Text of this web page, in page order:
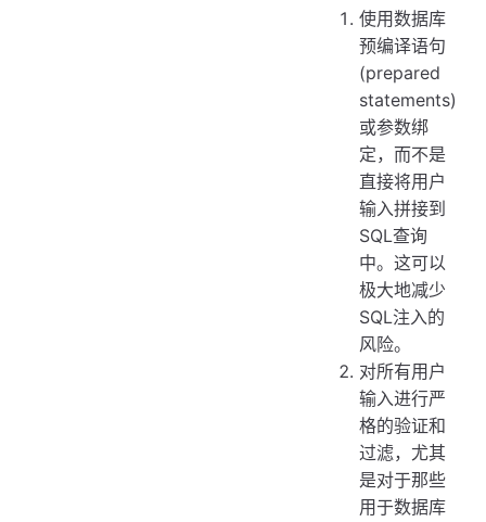
使用数据库
预编译语句
(prepared
statements)
或参数绑
定，而不是
直接将用户
输入拼接到
SQL查询
中。这可以
极大地减少
SQL注入的
风险。
对所有用户
输入进行严
格的验证和
过滤，尤其
是对于那些
用于数据库